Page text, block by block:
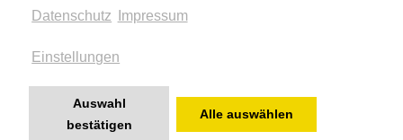
Datenschutz
Impressum
Einstellungen
Auswahl
bestätigen
Alle auswählen
Datenschutz
Impressum
Einstellungen
Auswahl
bestätigen
Alle auswählen